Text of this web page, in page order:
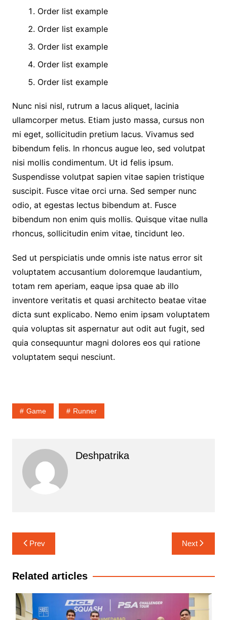
Order list example
Order list example
Order list example
Order list example
Order list example
Nunc nisi nisl, rutrum a lacus aliquet, lacinia
ullamcorper metus. Etiam justo massa, cursus non
mi eget, sollicitudin pretium lacus. Vivamus sed
bibendum felis. In rhoncus augue leo, sed volutpat
nisi mollis condimentum. Ut id felis ipsum.
Suspendisse volutpat sapien vitae sapien tristique
suscipit. Fusce vitae orci urna. Sed semper nunc
odio, at egestas lectus bibendum at. Fusce
bibendum non enim quis mollis. Quisque vitae nulla
rhoncus, sollicitudin enim vitae, tincidunt leo.
Sed ut perspiciatis unde omnis iste natus error sit
voluptatem accusantium doloremque laudantium,
totam rem aperiam, eaque ipsa quae ab illo
inventore veritatis et quasi architecto beatae vitae
dicta sunt explicabo. Nemo enim ipsam voluptatem
quia voluptas sit aspernatur aut odit aut fugit, sed
quia consequuntur magni dolores eos qui ratione
voluptatem sequi nesciunt.
Game Runner
Deshpatrika
Post
navigation
Prev Next
Related articles